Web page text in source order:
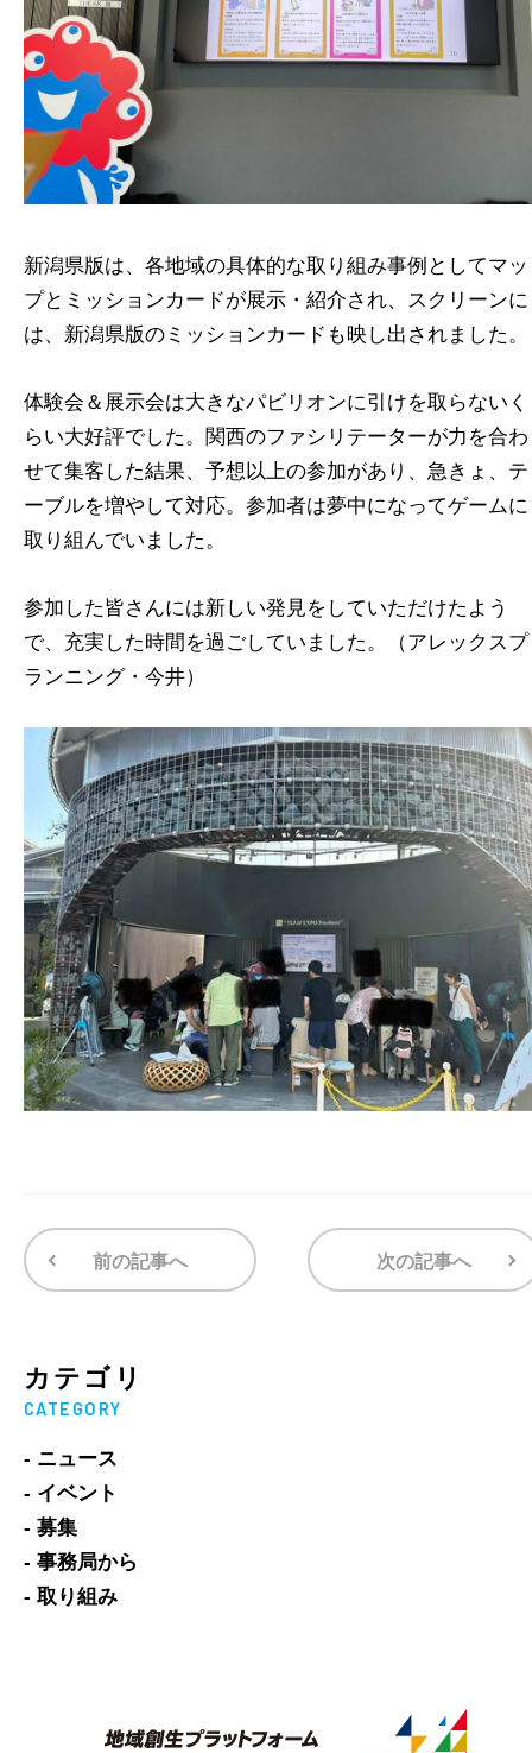
新潟県版は、各地域の具体的な取り組み事例としてマッ
プとミッションカードが展示・紹介され、スクリーンに
は、新潟県版のミッションカードも映し出されました。
体験会＆展示会は大きなパビリオンに引けを取らないく
らい大好評でした。関西のファシリテーターが力を合わ
せて集客した結果、予想以上の参加があり、急きょ、テ
ーブルを増やして対応。参加者は夢中になってゲームに
取り組んでいました。
参加した皆さんには新しい発見をしていただけたよう
で、充実した時間を過ごしていました。（アレックスプ
ランニング・今井）
前の記事へ 次の記事へ
カテゴリ
CATEGORY
- ニュース
- イベント
- 募集
- 事務局から
- 取り組み